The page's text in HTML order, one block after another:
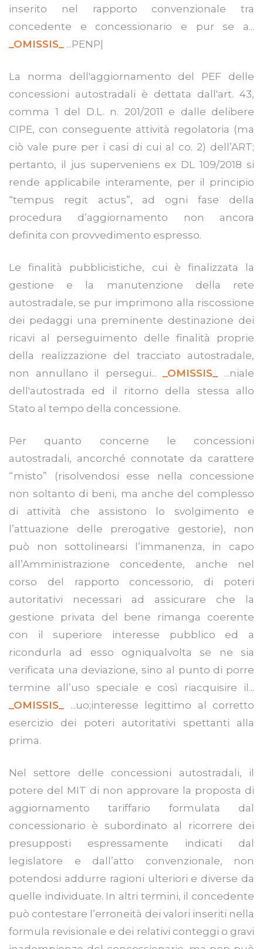
inserito nel rapporto convenzionale tra
concedente e concessionario e pur se a...
_OMISSIS_
...PENP|
La norma dell'aggiornamento del PEF delle
concessioni autostradali è dettata dall'art. 43,
comma 1 del D.L. n. 201/2011 e dalle delibere
CIPE, con conseguente attività regolatoria (ma
ciò vale pure per i casi di cui al co. 2) dell’ART;
pertanto, il jus superveniens ex DL 109/2018 si
rende applicabile interamente, per il principio
“tempus regit actus”, ad ogni fase della
procedura d’aggiornamento non ancora
definita con provvedimento espresso.
Le finalità pubblicistiche, cui è finalizzata la
gestione e la manutenzione della rete
autostradale, se pur imprimono alla riscossione
dei pedaggi una preminente destinazione dei
ricavi al perseguimento delle finalità proprie
della realizzazione del tracciato autostradale,
non annullano il persegui...
_OMISSIS_
...niale
dell'autostrada ed il ritorno della stessa allo
Stato al tempo della concessione.
Per quanto concerne le concessioni
autostradali, ancorché connotate da carattere
“misto” (risolvendosi esse nella concessione
non soltanto di beni, ma anche del complesso
di attività che assistono lo svolgimento e
l’attuazione delle prerogative gestorie), non
può non sottolinearsi l’immanenza, in capo
all’Amministrazione concedente, anche nel
corso del rapporto concessorio, di poteri
autoritativi necessari ad assicurare che la
gestione privata del bene rimanga coerente
con il superiore interesse pubblico ed a
ricondurla ad esso ogniqualvolta se ne sia
verificata una deviazione, sino al punto di porre
termine all’uso speciale e così riacquisire il...
_OMISSIS_
...uo;interesse legittimo al corretto
esercizio dei poteri autoritativi spettanti alla
prima.
Nel settore delle concessioni autostradali, il
potere del MIT di non approvare la proposta di
aggiornamento tariffario formulata dal
concessionario è subordinato al ricorrere dei
presupposti espressamente indicati dal
legislatore e dall’atto convenzionale, non
potendosi addurre ragioni ulteriori e diverse da
quelle individuate. In altri termini, il concedente
può contestare l’erroneità dei valori inseriti nella
formula revisionale e dei relativi conteggi o gravi